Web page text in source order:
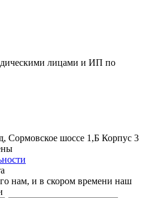
лицами и ИП по
Сормовское шоссе 1,Б Корпус 3
нам, и в скором времени наш